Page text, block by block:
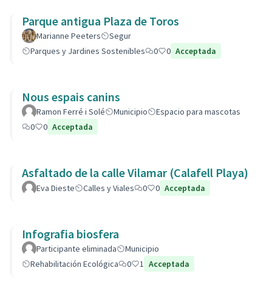
Parque antigua Plaza de Toros
Marianne Peeters
Segur
Parques y Jardines Sostenibles
0 0 Acceptada
Nous espais canins
Ramon Ferré i Solé Municipio
Espacio para mascotas
0
0 Acceptada
Asfaltado de la calle Vilamar (Calafell Playa)
Eva Dieste Calles y Viales 0 0 Acceptada
Infografia biosfera
Participante eliminada
Municipio
Rehabilitación Ecológica
0 1 Acceptada